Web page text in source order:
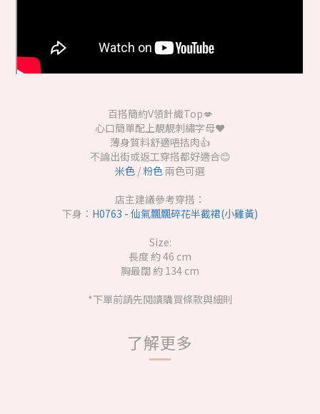
百搭簡約V領針織Top💋
心口簡單配上靚靚刺繡字母❤️
薄身質料舒適唔拮肉👍
不論出街或返工穿搭都好適合😊
米色 /粉色兩色可選
店主建議參考穿搭：
下身： H0763 - 仙氣飄飄碎花半截裙(小雞黃)
Size:
長度 約 46 cm
胸最闊 約 134 cm
*下單前請先閱讀購買條款與細則
了解更多